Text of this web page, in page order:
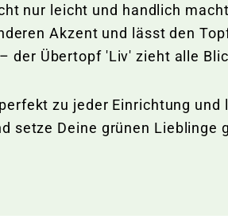
nur leicht und handlich
Akzent und lässt den
der Übertopf 'Liv' zieht alle
zu jeder Einrichtung
setze Deine grünen Lieblinge